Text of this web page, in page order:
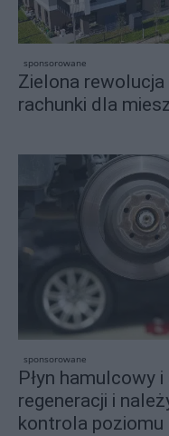
sponsorowane
Zielona
rachunki dla
sponsorowane
Płyn hamulcowy
regeneracji i
kontrola poziomu